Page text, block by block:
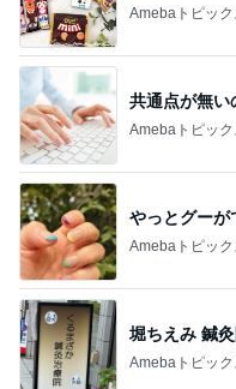
Amebaトピック
共通点が無い
Amebaトピック
やっとグーが
Amebaトピック
堀ちえみ 鍼
Amebaトピック